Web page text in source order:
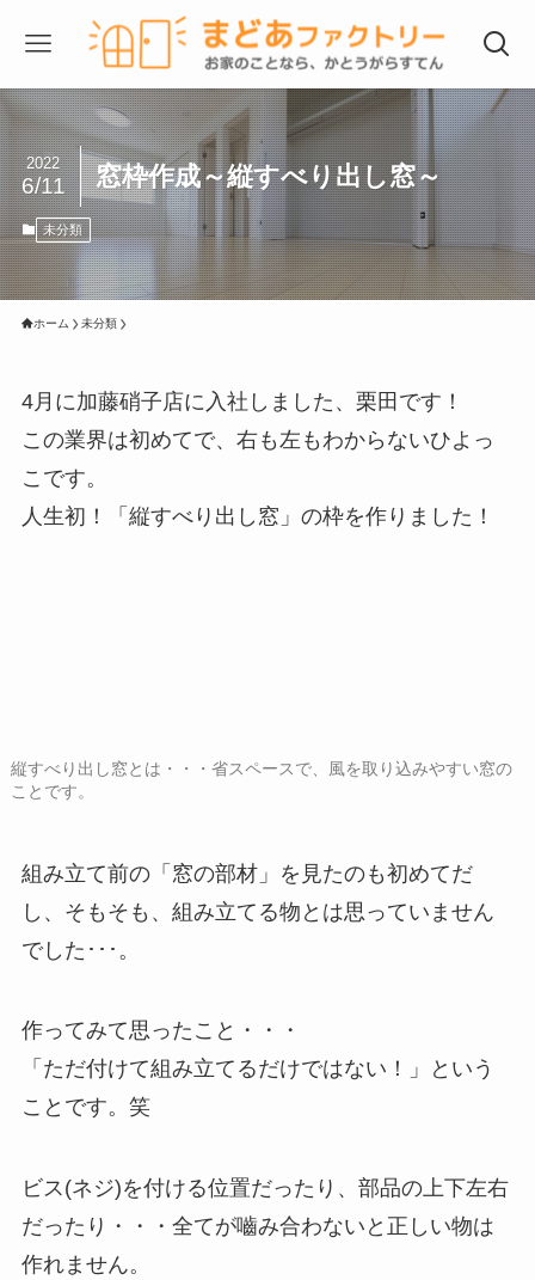
窓枠作成～縦すべり出し窓～
2022
6/11
未分類
ホーム 未分類
4月に加藤硝子店に入社しました、栗田です！
この業界は初めてで、右も左もわからないひよっ
こです。
人生初！「縦すべり出し窓」の枠を作りました！
縦すべり出し窓とは・・・省スペースで、風を取り込みやすい窓の
ことです。
組み立て前の「窓の部材」を見たのも初めてだ
し、そもそも、組み立てる物とは思っていません
でした･･･。
作ってみて思ったこと・・・
「ただ付けて組み立てるだけではない！」という
ことです。笑
ビス(ネジ)を付ける位置だったり、部品の上下左右
だったり・・・全てが嚙み合わないと正しい物は
作れません。